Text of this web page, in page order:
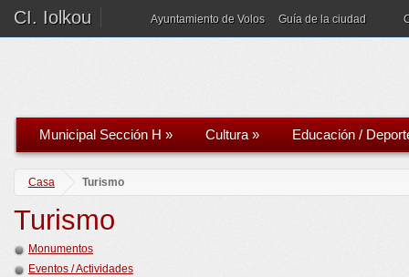
CI. Iolkou Ayuntamiento de Volos Guía de la ciudad
Municipal Sección H » Cultura» Educación /
Casa Turismo
Turismo
Monumentos
Eventos / Actividades